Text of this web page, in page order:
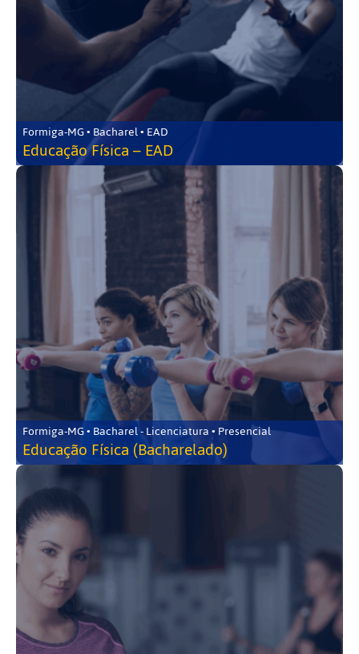
Formiga-MG • Bacharel • EAD
Educação Física – EAD
Formiga-MG • Bacharel - Licenciatura • Presencial
Educação Física (Bacharelado)